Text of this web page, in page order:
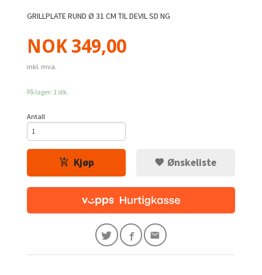
GRILLPLATE RUND Ø 31 CM TIL DEVIL SD NG
Pris
NOK 349,00
inkl. mva.
På lager: 1 stk.
Antall
Kjøp Ønskeliste